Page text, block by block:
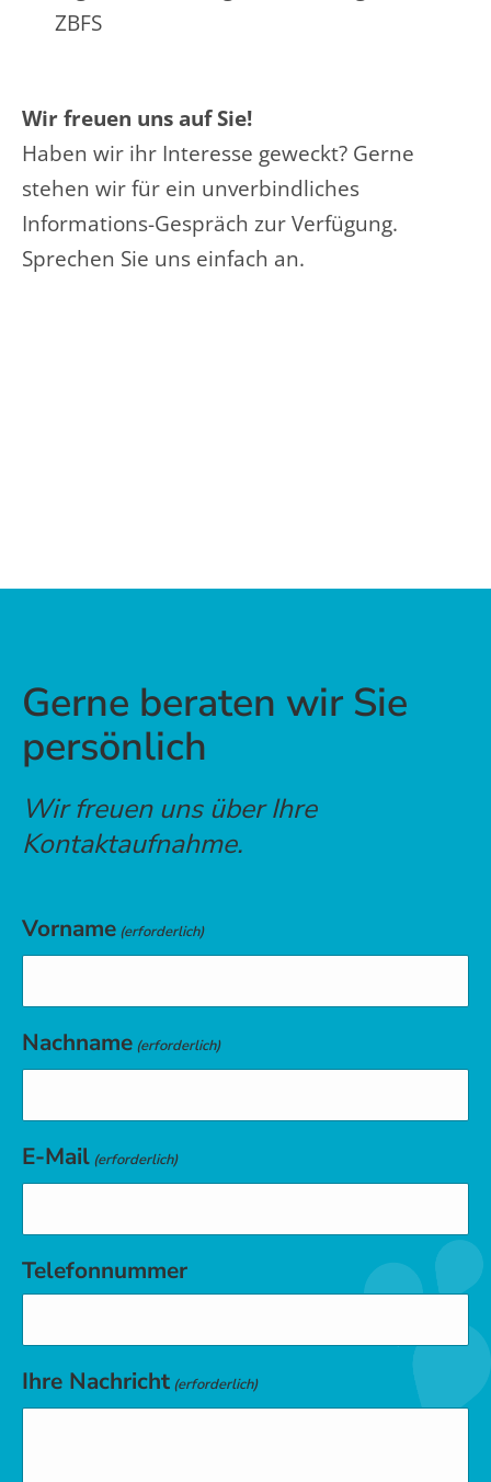
ZBFS
Wir freuen uns auf Sie!
Haben wir ihr Interesse geweckt? Gerne
stehen wir für ein unverbindliches
Informations-Gespräch zur Verfügung.
Sprechen Sie uns einfach an.
Gerne beraten wir Sie
persönlich
Wir freuen uns über Ihre
Kontaktaufnahme.
Vorname (erforderlich)
Nachname (erforderlich)
E-Mail (erforderlich)
Telefonnummer
Ihre Nachricht (erforderlich)